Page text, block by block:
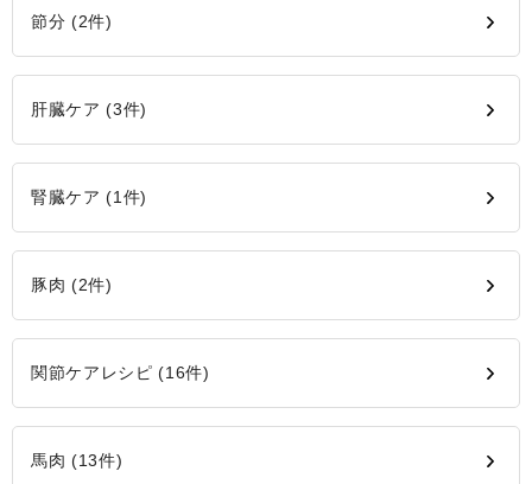
節分 (2件)
肝臓ケア (3件)
腎臓ケア (1件)
豚肉 (2件)
関節ケアレシピ (16件)
馬肉 (13件)